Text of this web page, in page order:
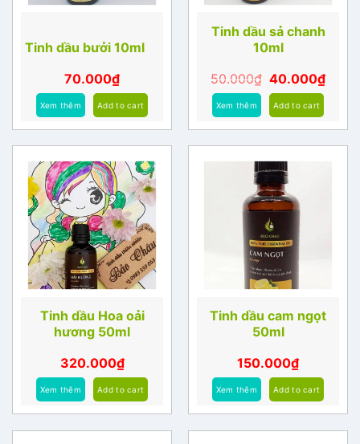
Tinh dầu bưởi 10ml
70.000₫
Xem thêm Add to cart
Tinh dầu sả chanh
10ml
50.000₫ 40.000₫
Xem thêm Add to cart
Tinh dầu Hoa oải
hương 50ml
320.000₫
Xem thêm Add to cart
Tinh dầu cam ngọt
50ml
150.000₫
Xem thêm Add to cart